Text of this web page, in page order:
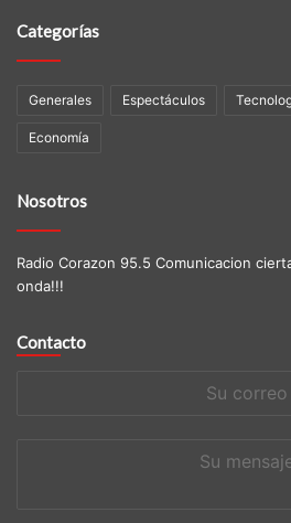
Categorías
Generales Espectáculos
Economía
Nosotros
Radio Corazon 95.5 Comunicacion
onda!!!
Contacto